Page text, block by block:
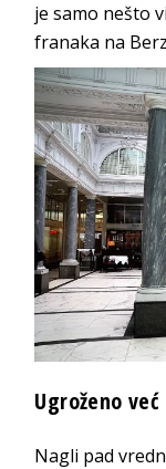
je samo nešto
franaka na
Ugroženo
Nagli pad